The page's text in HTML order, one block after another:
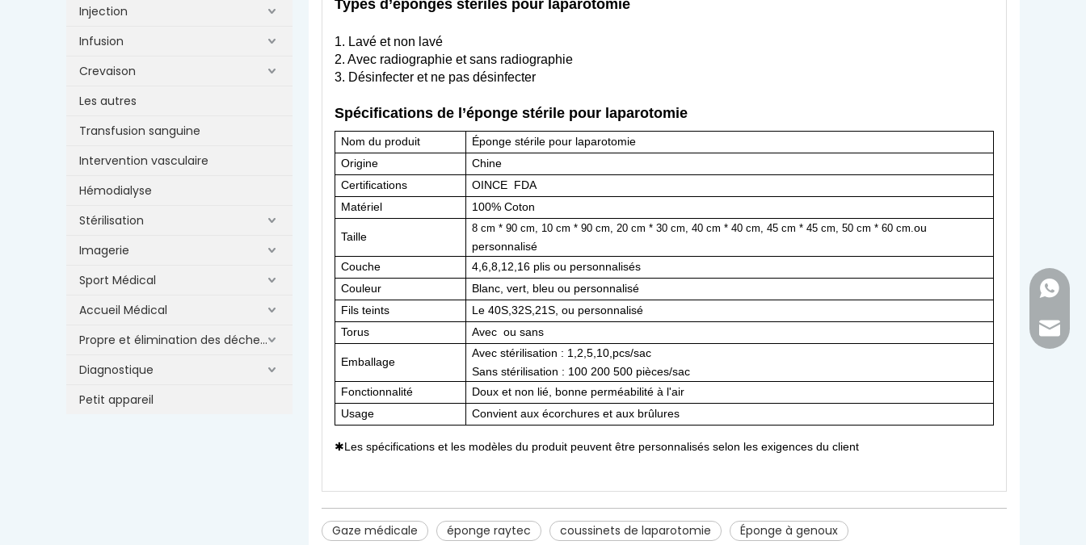
Injection
Infusion
Crevaison
Les autres
Transfusion sanguine
Intervention vasculaire
Hémodialyse
Stérilisation
Imagerie
Sport Médical
Accueil Médical
Propre et élimination des déchets
Diagnostique
Petit appareil
Types d’éponges stériles pour laparotomie
1. Lavé et non lavé
2. Avec radiographie et sans radiographie
3. Désinfecter et ne pas désinfecter
Spécifications de l’éponge stérile pour laparotomie
Nom du produit
Éponge stérile pour laparotomie
Origine
Chine
Certifications
OINCE FDA
Matériel
100% Coton
Taille
8 cm * 90 cm, 10 cm * 90 cm, 20 cm * 30 cm, 40 cm * 40 cm, 45 cm * 45 cm, 50 cm * 60 cm. ou
personnalisé
Couche
4,6,8,12,16 plis ou personnalisés
Couleur
Blanc, vert, bleu ou personnalisé
Fils teints
Le 40S,32S,21S, ou personnalisé
Torus
Avec ou sans
Emballage
Avec stérilisation : 1,2,5,10,pcs/sac
Sans stérilisation : 100 200 500 pièces/sac
Fonctionnalité
Doux et non lié, bonne perméabilité à l'air
Usage
Convient aux écorchures et aux brûlures
✱Les spécifications et les modèles du produit peuvent être personnalisés selon les exigences du client
Gaze médicale éponge raytec coussinets de laparotomie Éponge à genoux
+86 -